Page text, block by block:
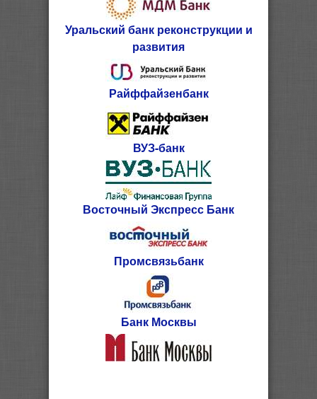
Уральский банк реконструкции и
развития
Райффайзенбанк
ВУЗ-банк
Восточный Экспресс Банк
Промсвязьбанк
Банк Москвы